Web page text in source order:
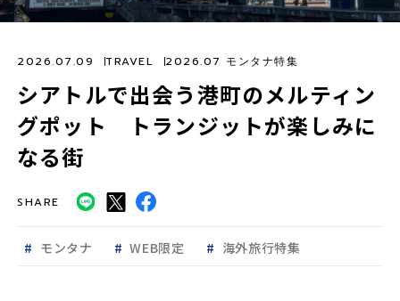
シアトルで出会う港町のメルティン
グポット トランジットが楽しみに
なる街
2026.07.09 TRAVEL 2026.07 モンタナ特集
SHARE
モンタナ WEB限定 海外旅行特集